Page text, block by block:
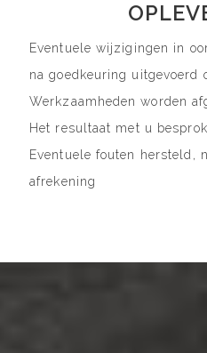
Eventuele wijzigingen in
na goedkeuring uitgevoerd
Werkzaamheden worden
Het resultaat met u
Eventuele fouten hersteld,
afrekening